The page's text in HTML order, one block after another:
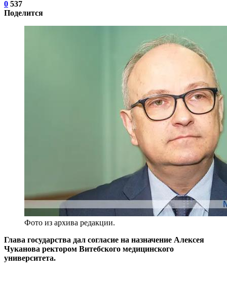
0 537
Поделится
Фото из архива редакции.
Глава государства дал согласие на назначение Алексея
Чуканова ректором Витебского медицинского
университета.